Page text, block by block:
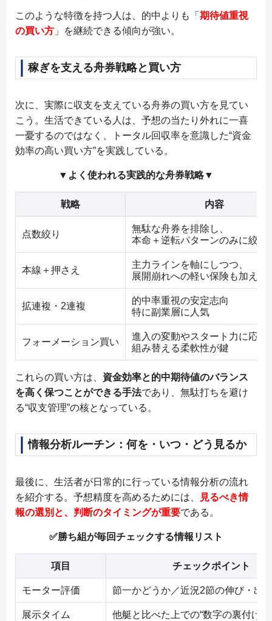
このような特徴を持つ人は、的中よりも「 期待値重視
の買い方 」を継続できる傾向が強い。
稼ぎを支える舟券戦略と買い方
次に、実際に収支を支えている舟券の買い方を見てい
こう。生活できている人は、予想の当たり外れに一喜
一憂するのではなく、トータル回収率を意識した“資金
効率の高い買い方”を実践している。
▼よく使われる実践的な舟券戦略▼
戦略 内容
点数絞り
無駄な舟券を排除し、
本命＋逆転パターンのみに絞っ
本線＋押さえ
主力ラインを軸にしつつ、
展開崩れへの軽い保険も加える
拡連複・2連複
的中率重視の安定志向
特に副業層に人気
フォーメーション買い
進入の変動やスタート力に応じ
組み替える柔軟性が鍵
これらの買い方は、 資金効率と的中期待値のバランス
を高く保つことができる手法であり、無駄打ちを避け
る“収支管理”の核となっている。
情報分析ルーチン：何を・いつ・どう見るか
最後に、生活者が日常的に行っている情報分析の流れ
を紹介する。予想精度を高めるためには、
見るべき情
報の選別と、判断のタイミングが重要である。
✅️勝ち組が毎回チェックする情報リスト
項目 チェックポイント
モーター評価 節一かどうか／近況2節の伸び・出
展示タイム 他艇と比べた上での“数字の裏付け”